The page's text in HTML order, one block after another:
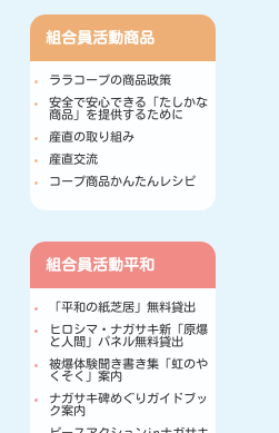
組合員活動商品
ララコープの商品政策
安全で安心できる「たしかな
商品」を提供するために
産直の取り組み
産直交流
コープ商品かんたんレシピ
組合員活動平和
「平和の紙芝居」無料貸出
ヒロシマ・ナガサキ新「原爆
と人間」パネル無料貸出
被爆体験聞き書き集「虹のや
くそく」案内
ナガサキ碑めぐりガイドブッ
ク案内